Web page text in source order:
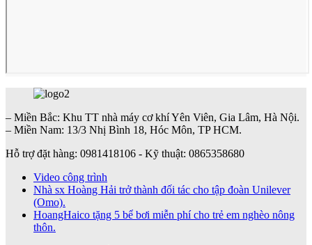
– Miền Bắc: Khu TT nhà máy cơ khí Yên Viên, Gia Lâm, Hà Nội.
– Miền Nam: 13/3 Nhị Bình 18, Hóc Môn, TP HCM.
Hỗ trợ đặt hàng: 0981418106 - Kỹ thuật: 0865358680
Video công trình
Nhà sx Hoàng Hải trở thành đối tác cho tập đoàn Unilever
(Omo).
HoangHaico tặng 5 bể bơi miễn phí cho trẻ em nghèo nông
thôn.